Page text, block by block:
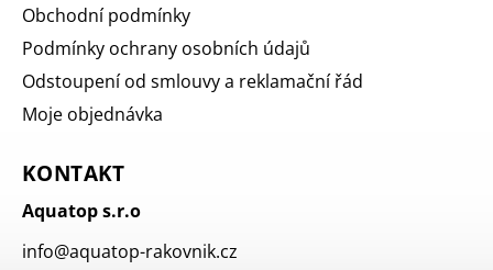
Obchodní podmínky
Podmínky ochrany osobních údajů
Odstoupení od smlouvy a reklamační řád
Moje objednávka
KONTAKT
Aquatop s.r.o
info@aquatop-rakovnik.cz